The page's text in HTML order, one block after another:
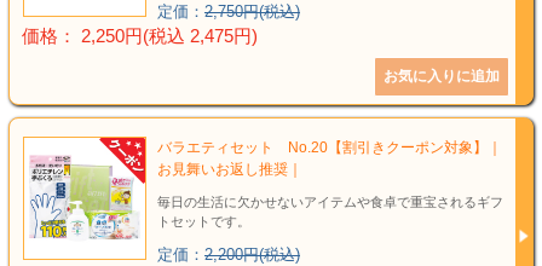
定価： 2,750円(税込)
価格： 2,250円(税込 2,475円)
バラエティセット No.20【割引きクーポン対象】｜
お見舞いお返し推奨｜
毎日の生活に欠かせないアイテムや食卓で重宝されるギフ
トセットです。
定価： 2,200円(税込)